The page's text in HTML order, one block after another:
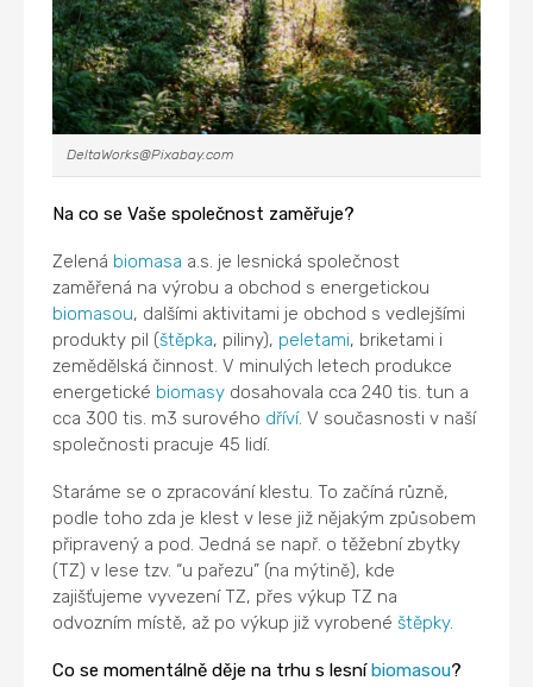
DeltaWorks@Pixabay.com
Na co se Vaše společnost zaměřuje?
Zelená biomasa a.s. je lesnická společnost
zaměřená na výrobu a obchod s energetickou
biomasou, dalšími aktivitami je obchod s vedlejšími
produkty pil (štěpka, piliny), peletami, briketami i
zemědělská činnost. V minulých letech produkce
energetické biomasy dosahovala cca 240 tis. tun a
cca 300 tis. m3 surového dříví. V současnosti v naší
společnosti pracuje 45 lidí.
Staráme se o zpracování klestu. To začíná různě,
podle toho zda je klest v lese již nějakým způsobem
připravený a pod. Jedná se např. o těžební zbytky
(TZ) v lese tzv. “u pařezu” (na mýtině), kde
zajišťujeme vyvezení TZ, přes výkup TZ na
odvozním místě, až po výkup již vyrobenéštěpky.
Co se momentálně děje na trhu s lesníbiomasou?